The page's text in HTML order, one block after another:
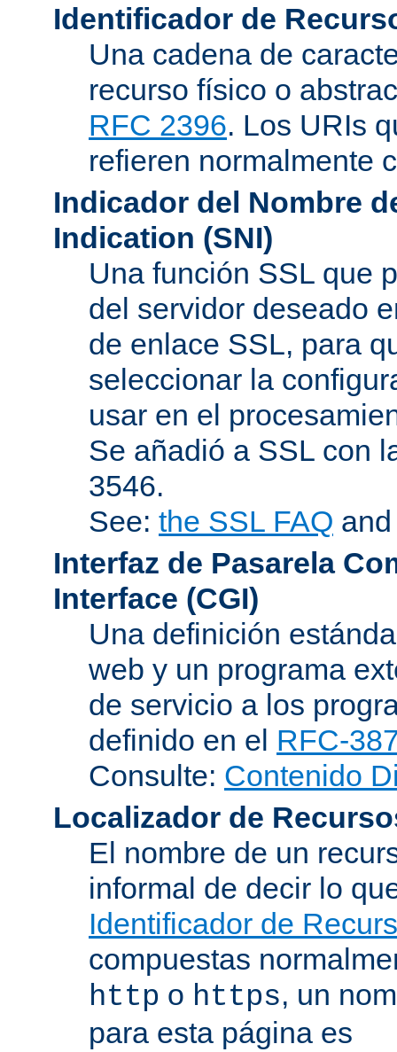
Identificador de
Una cadena de
recurso físico o
RFC 2396. Los URIs
refieren normalmente
Indicador del Nombre
Indication (SNI)
Una función SSL que
del servidor deseado
de enlace SSL, para
seleccionar la
usar en el
Se añadió a SSL con
3546.
See: the SSL FAQ
Interfaz de Pasarela
Interface (CGI)
Una definición
web y un programa
de servicio a los
definido en el RFC-
Consulte: Contenido
Localizador de
El nombre de un
informal de decir lo
Identificador de
compuestas
http o https, un
para esta página es